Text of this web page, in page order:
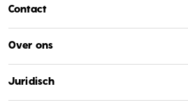
Contact
Over ons
Juridisch